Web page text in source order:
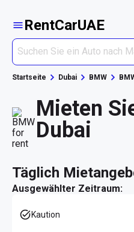
RentCarUAE
Startseite Dubai BMW
Mieten
Dubai
täglich
Ausgewählter Zeitraum:
Kaution